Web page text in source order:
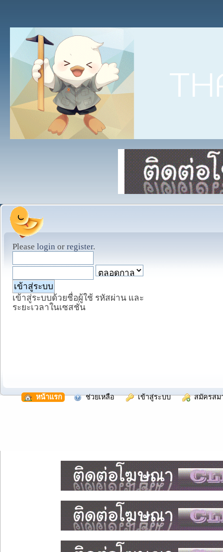
Please login or register.
เข้าสู่ระบบด้วยชื่อผู้ใช้ รหัสผ่าน และ
ระยะเวลาในเซสชั่น
หน้าแรก ช่วยเหลือ เข้าสู่ระบบ สมัครสม